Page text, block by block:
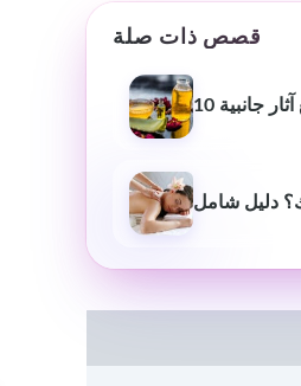
قصص ذات صلة
جانبية
دليل شامل